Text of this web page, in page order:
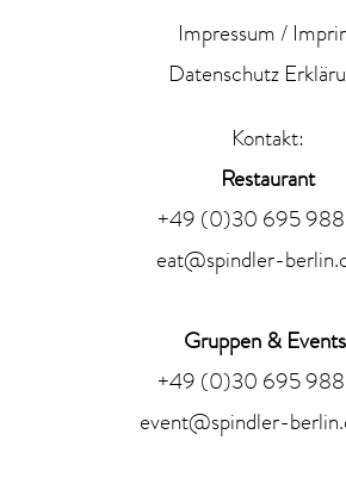
Impressum /
Datenschutz
Kontakt:
Restaurant
+49 (0)30 695
eat@spindler-
Gruppen &
+49 (0)30 695
event@spindler-